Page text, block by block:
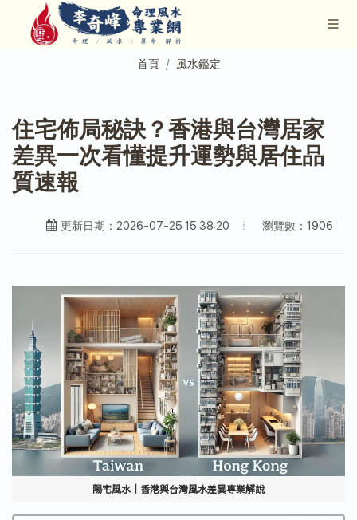
首頁 風水鑑定
住宅佈局秘訣？香港與台灣居家
差異一次看懂提升運勢與居住品
質速報
更新日期：2026-07-25 15:38:20 瀏覽數：1906
陽宅風水｜香港與台灣風水差異專業解說